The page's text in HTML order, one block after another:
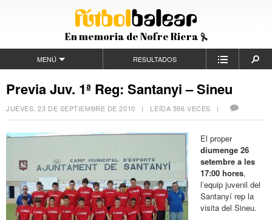
En memoria de Nofre Riera
MENÚ RESULTADOS
Previa Juv. 1ª Reg: Santanyi – Sineu
JUEVES, 23 DE SEPTIEMBRE DE 2010 | LEÍDA 596 VECES |
El proper
diumenge 26
setembre a les
17:00 hores,
l’equip juvenil del
Santanyí rep la
visita del Sineu.